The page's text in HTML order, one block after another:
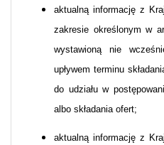
aktualną informację z
zakresie określonym w
wystawioną nie
upływem terminu
do udziału w
albo składania ofert;
aktualną informację z